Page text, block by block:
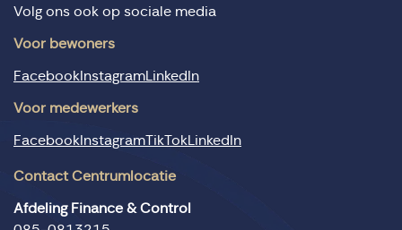
Volg ons ook op sociale media
Voor bewoners
FacebookInstagramLinkedIn
Voor medewerkers
FacebookInstagramTikTokLinkedIn
Contact Centrumlocatie
Afdeling Finance & Control